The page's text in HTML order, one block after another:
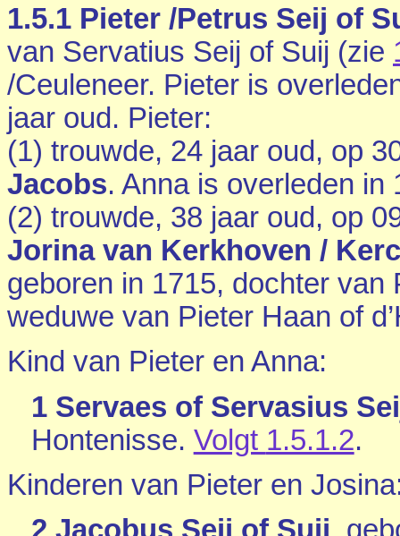
1.5.1 Pieter /Petrus Seij of
van Servatius Seij of Suij (zie
/Ceuleneer. Pieter is
jaar oud. Pieter:
(1) trouwde, 24 jaar oud, op
Jacobs. Anna is overleden in
(2) trouwde, 38 jaar oud, op
Jorina van Kerkhoven /
geboren in 1715, dochter van
weduwe van Pieter Haan of
Kind van Pieter en Anna:
1 Servaes of Servasius
Hontenisse. Volgt 1.5.1.2.
Kinderen van Pieter en